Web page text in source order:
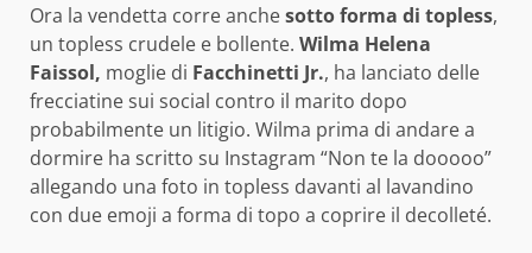
Ora la vendetta corre anchesotto forma di topless,
un topless crudele e bollente. Wilma Helena
Faissol, moglie di Facchinetti Jr., ha lanciato delle
frecciatine sui social contro il marito dopo
probabilmente un litigio. Wilma prima di andare a
dormire ha scritto su Instagram “Non te la dooooo”
allegando una foto in topless davanti al lavandino
con due emoji a forma di topo a coprire il decolleté.